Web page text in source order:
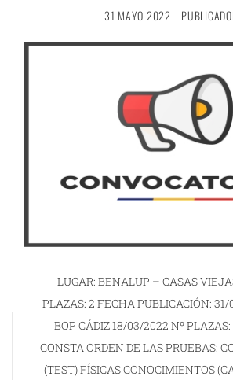
31 MAYO 2022
LUGAR: BENALUP – CASAS
PLAZAS: 2 FECHA PUBLICACIÓN:
BOP CÁDIZ 18/03/2022 Nº PLAZAS:
CONSTA ORDEN DE LAS PRUEBAS:
(TEST) FÍSICAS CONOCIMIENTOS